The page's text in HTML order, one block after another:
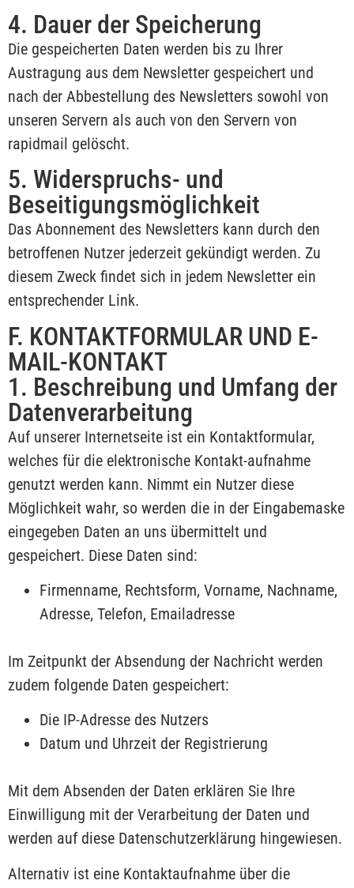
4. Dauer der Speicherung
Die gespeicherten Daten werden bis zu Ihrer
Austragung aus dem Newsletter gespeichert und
nach der Abbestellung des Newsletters sowohl von
unseren Servern als auch von den Servern von
rapidmail gelöscht.
5. Widerspruchs- und
Beseitigungsmöglichkeit
Das Abonnement des Newsletters kann durch den
betroffenen Nutzer jederzeit gekündigt werden. Zu
diesem Zweck findet sich in jedem Newsletter ein
entsprechender Link.
F. KONTAKTFORMULAR UND E-
MAIL-KONTAKT
1. Beschreibung und Umfang der
Datenverarbeitung
Auf unserer Internetseite ist ein Kontaktformular,
welches für die elektronische Kontakt-aufnahme
genutzt werden kann. Nimmt ein Nutzer diese
Möglichkeit wahr, so werden die in der Eingabemaske
eingegeben Daten an uns übermittelt und
gespeichert. Diese Daten sind:
Firmenname, Rechtsform, Vorname, Nachname,
Adresse, Telefon, Emailadresse
Im Zeitpunkt der Absendung der Nachricht werden
zudem folgende Daten gespeichert:
Die IP-Adresse des Nutzers
Datum und Uhrzeit der Registrierung
Mit dem Absenden der Daten erklären Sie Ihre
Einwilligung mit der Verarbeitung der Daten und
werden auf diese Datenschutzerklärung hingewiesen.
Alternativ ist eine Kontaktaufnahme über die